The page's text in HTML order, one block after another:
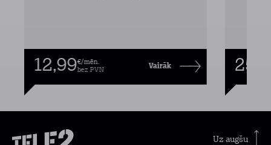
12,99€/mēn.
bez PVN
Vairāk
Uz augšu